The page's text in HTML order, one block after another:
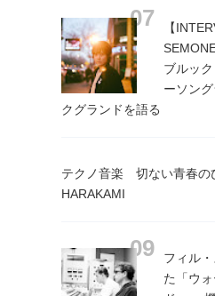
【
ブルッ
ーソン
クグランドを語る
テクノ音楽 切ない青春
HARAKAMI
フィル
た「ウ